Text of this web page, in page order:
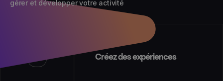
Créez des expériences
gérer et développer votre activité